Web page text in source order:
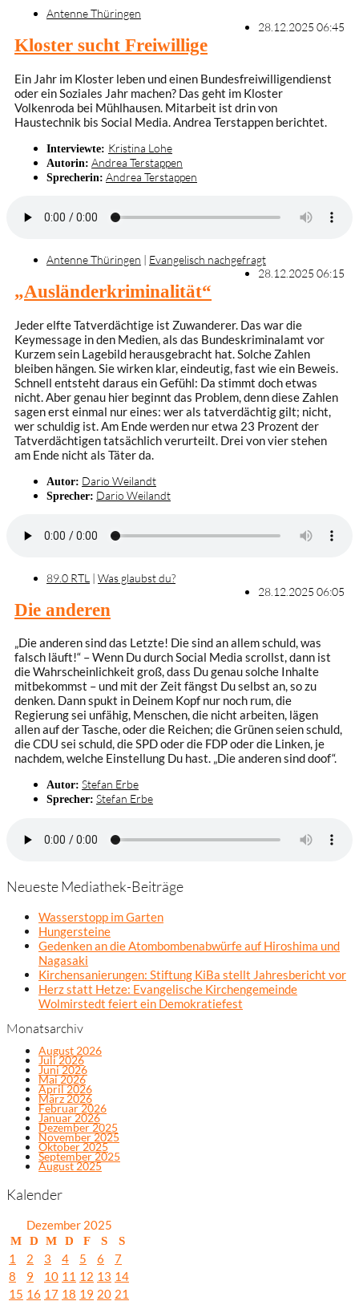
Antenne Thüringen
28.12.2025 06:45
Kloster sucht Freiwillige
Ein Jahr im Kloster leben und einen Bundesfreiwilligendienst
oder ein Soziales Jahr machen? Das geht im Kloster
Volkenroda bei Mühlhausen. Mitarbeit ist drin von
Haustechnik bis Social Media. Andrea Terstappen berichtet.
Interviewte: Kristina Lohe
Autorin: Andrea Terstappen
Sprecherin: Andrea Terstappen
Antenne Thüringen | Evangelisch nachgefragt
28.12.2025 06:15
„Ausländerkriminalität“
Jeder elfte Tatverdächtige ist Zuwanderer. Das war die
Keymessage in den Medien, als das Bundeskriminalamt vor
Kurzem sein Lagebild herausgebracht hat. Solche Zahlen
bleiben hängen. Sie wirken klar, eindeutig, fast wie ein Beweis.
Schnell entsteht daraus ein Gefühl: Da stimmt doch etwas
nicht. Aber genau hier beginnt das Problem, denn diese Zahlen
sagen erst einmal nur eines: wer als tatverdächtig gilt; nicht,
wer schuldig ist. Am Ende werden nur etwa 23 Prozent der
Tatverdächtigen tatsächlich verurteilt. Drei von vier stehen
am Ende nicht als Täter da.
Autor: Dario Weilandt
Sprecher: Dario Weilandt
89.0 RTL | Was glaubst du?
28.12.2025 06:05
Die anderen
„Die anderen sind das Letzte! Die sind an allem schuld, was
falsch läuft!“ – Wenn Du durch Social Media scrollst, dann ist
die Wahrscheinlichkeit groß, dass Du genau solche Inhalte
mitbekommst – und mit der Zeit fängst Du selbst an, so zu
denken. Dann spukt in Deinem Kopf nur noch rum, die
Regierung sei unfähig, Menschen, die nicht arbeiten, lägen
allen auf der Tasche, oder die Reichen; die Grünen seien schuld,
die CDU sei schuld, die SPD oder die FDP oder die Linken, je
nachdem, welche Einstellung Du hast. „Die anderen sind doof“.
Autor: Stefan Erbe
Sprecher: Stefan Erbe
Neueste Mediathek-Beiträge
Wasserstopp im Garten
Hungersteine
Gedenken an die Atombombenabwürfe auf Hiroshima und
Nagasaki
Kirchensanierungen: Stiftung KiBa stellt Jahresbericht vor
Herz statt Hetze: Evangelische Kirchengemeinde
Wolmirstedt feiert ein Demokratiefest
Monatsarchiv
August 2026
Juli 2026
Juni 2026
Mai 2026
April 2026
März 2026
Februar 2026
Januar 2026
Dezember 2025
November 2025
Oktober 2025
September 2025
August 2025
Kalender
Dezember 2025
M D M D F S S
1 2 3 4 5 6
7
8
9 10 11 12 13 14
15 16 17 18 19 20 21